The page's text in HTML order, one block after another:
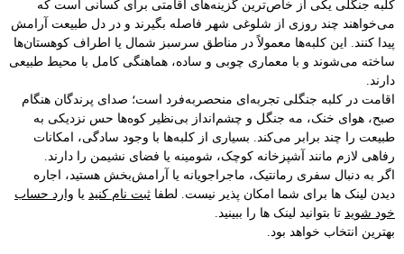
کلبه جنگلی یکی از خاص‌ترین گزینه‌های اقامتی برای کسانی است که
می‌خواهند چند روزی از شلوغی شهر فاصله بگیرند و در دل طبیعت آرامش
پیدا کنند. این کلبه‌ها معمولاً در مناطق سرسبز شمال یا اطراف کوهستان‌ها
ساخته می‌شوند و با معماری چوبی و ساده، هماهنگی کامل با محیط طبیعی
دارند.
اقامت در کلبه جنگلی تجربه‌ای منحصربه‌فرد است؛ صدای پرندگان هنگام
صبح، هوای خنک، مه جنگل و چشم‌انداز بی‌نظیر کوه‌ها حس نزدیکی به
طبیعت را چند برابر می‌کند. بسیاری از کلبه‌ها با وجود سادگی، امکانات
رفاهی لازم مانند آشپزخانه کوچک، شومینه یا فضای نشیمن را دارند.
اگر به دنبال سفری رمانتیک، ماجراجویانه یا آرامش‌بخش هستید، اجاره
دیدن لینک ها برای شما امکان پذیر نیست. لطفا ثبت نام کنید یا وارد حساب
خود شوید تا بتوانید لینک ها را ببینید.
بهترین انتخاب خواهد بود.